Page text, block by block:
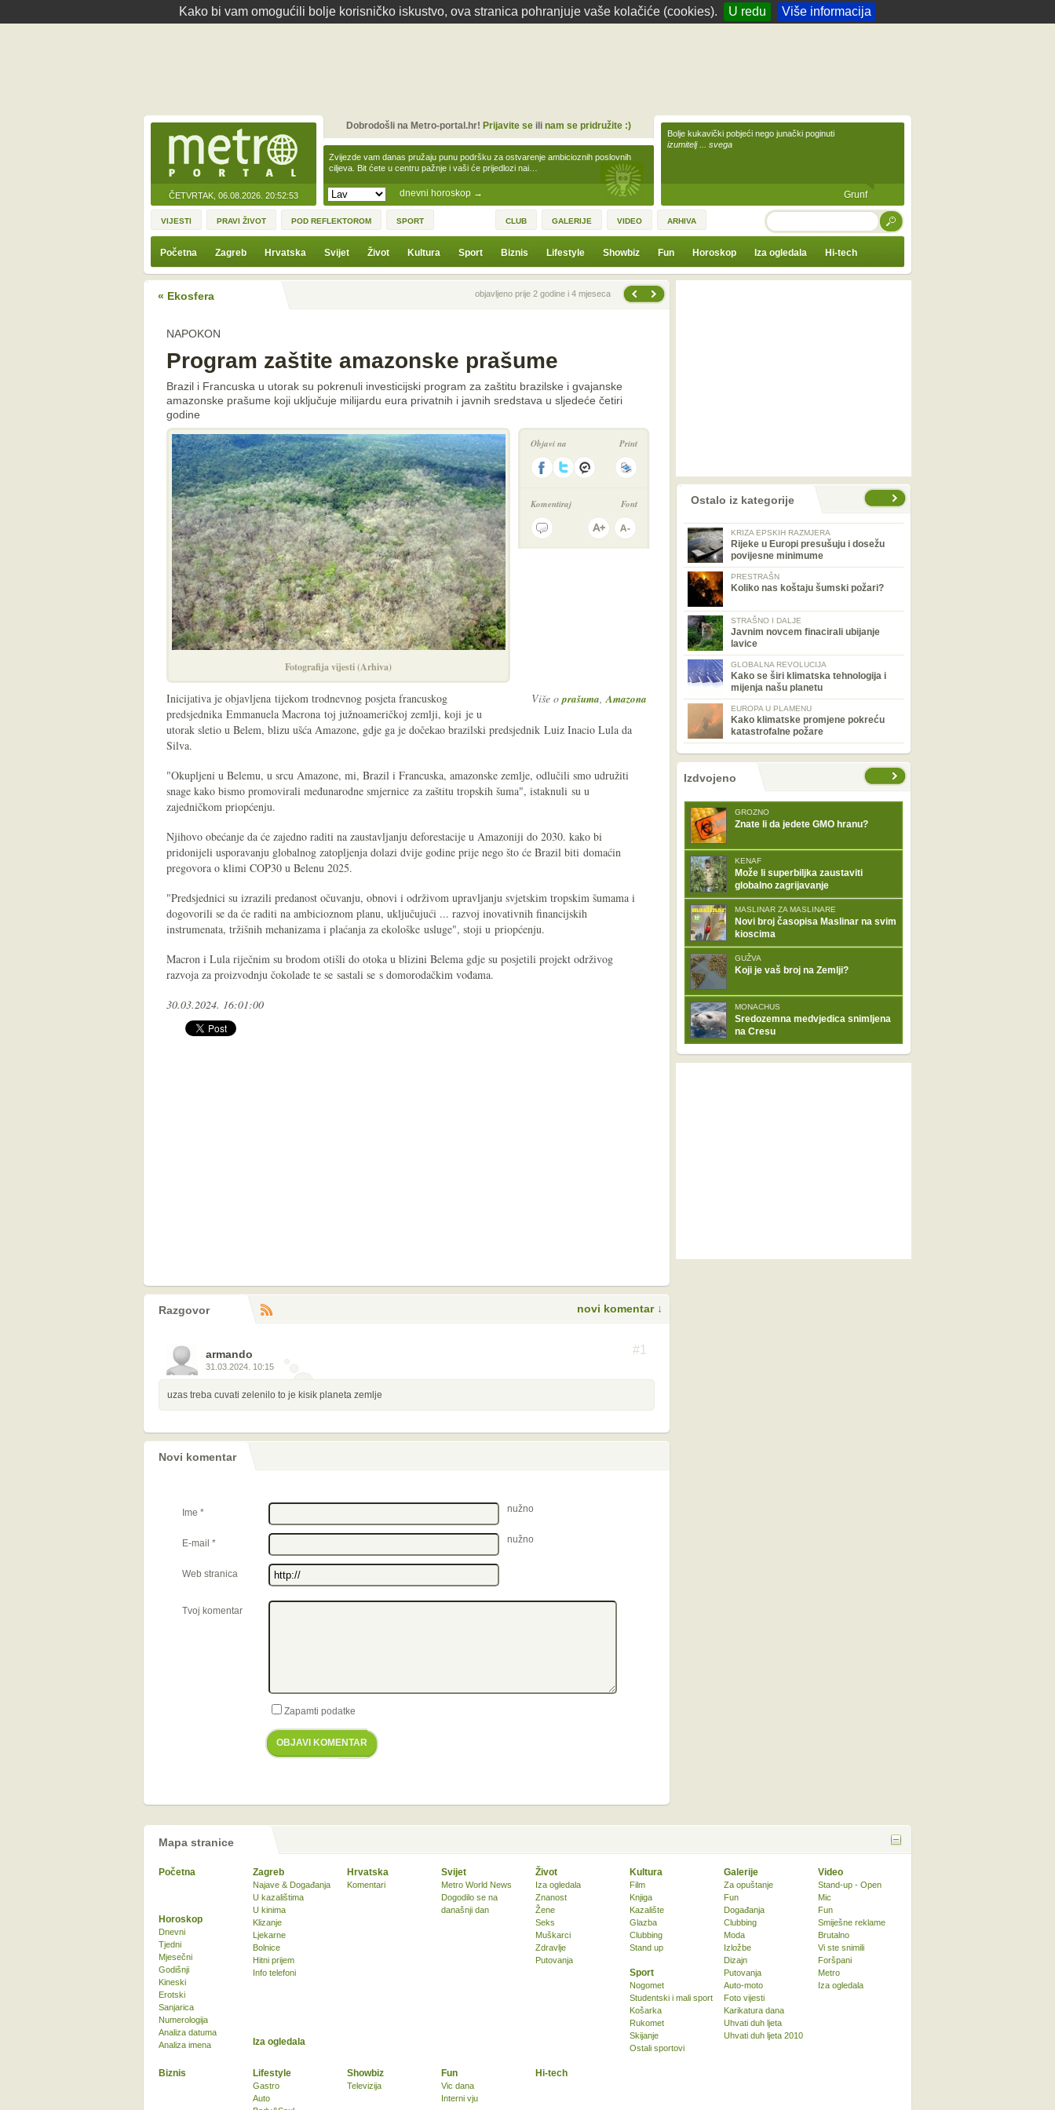
Kako bi vam omogućili bolje korisničko iskustvo, ova stranica pohranjuje vaše kolačiće (cookies). U redu Više informacija
ČETVRTAK, 06.08.2026. 20:52:53 dnevni horoskop →
Zvijezde vam danas pružaju punu podršku za ostvarenje ambicioznih poslovnih
ciljeva. Bit ćete u centru pažnje i vaši će prijedlozi nai…
Dobrodošli na Metro-portal.hr! Prijavite seili nam se pridružite :)
Bolje kukavički pobjeći nego junački poginuti
izumitelj ... svega
Grunf
VIJESTI PRAVI ŽIVOT POD REFLEKTOROM SPORT CLUB GALERIJE VIDEO ARHIVA TRAŽI
Početna Zagreb Hrvatska Svijet Život Kultura Sport Biznis Lifestyle Showbiz Fun Horoskop Iza ogledala Hi-tech
« Ekosfera Prethodna vijestobjavljeno prije 2 godine i 4 mjeseca
NAPOKON
Program zaštite amazonske prašume
Brazil i Francuska u utorak su pokrenuli investicijski program za zaštitu brazilske i gvajanske
amazonske prašume koji uključuje milijardu eura privatnih i javnih sredstava u sljedeće četiri
godine
Fotografija vijesti (Arhiva)
Objavi na Print
Komentiraj Font
Više oprašuma,Amazona
Inicijativa je objavljena tijekom trodnevnog posjeta francuskog
predsjednika Emmanuela Macrona toj južnoameričkoj zemlji, koji je u
utorak sletio u Belem, blizu ušća Amazone, gdje ga je dočekao brazilski predsjednik Luiz Inacio Lula da
Silva.
"Okupljeni u Belemu, u srcu Amazone, mi, Brazil i Francuska, amazonske zemlje, odlučili smo udružiti
snage kako bismo promovirali međunarodne smjernice za zaštitu tropskih šuma", istaknuli su u
zajedničkom priopćenju.
Njihovo obećanje da će zajedno raditi na zaustavljanju deforestacije u Amazoniji do 2030. kako bi
pridonijeli usporavanju globalnog zatopljenja dolazi dvije godine prije nego što će Brazil biti domaćin
pregovora o klimi COP30 u Belenu 2025.
"Predsjednici su izrazili predanost očuvanju, obnovi i održivom upravljanju svjetskim tropskim šumama i
dogovorili se da će raditi na ambicioznom planu, uključujući ... razvoj inovativnih financijskih
instrumenata, tržišnih mehanizama i plaćanja za ekološke usluge", stoji u priopćenju.
Macron i Lula riječnim su brodom otišli do otoka u blizini Belema gdje su posjetili projekt održivog
razvoja za proizvodnju čokolade te se sastali se s domorodačkim vođama.
30.03.2024. 16:01:00
Razgovor
komentara
novi komentar ↓
armando
31.03.2024. 10:15
#1
uzas treba cuvati zelenilo to je kisik planeta zemlje
Novi komentar
Ime * nužno
E-mail * nužno
Web stranica
Tvoj komentar
Zapamti podatke
OBJAVI KOMENTAR
Ostalo iz kategorije
KRIZA EPSKIH RAZMJERA
Rijeke u Europi presušuju i dosežu
povijesne minimume
PRESTRAŠN
Koliko nas koštaju šumski požari?
STRAŠNO I DALJE
Javnim novcem finacirali ubijanje
lavice
GLOBALNA REVOLUCIJA
Kako se širi klimatska tehnologija i
mijenja našu planetu
EUROPA U PLAMENU
Kako klimatske promjene pokreću
katastrofalne požare
nema prethodne stranice
sljedećeIzdvojeno
GROZNO
Znate li da jedete GMO hranu?
KENAF
Može li superbiljka zaustaviti
globalno zagrijavanje
MASLINAR ZA MASLINARE
Novi broj časopisa Maslinar na svim
kioscima
GUŽVA
Koji je vaš broj na Zemlji?
MONACHUS
Sredozemna medvjedica snimljena
na Cresu
Mapa stranice
Početna Zagreb
Najave & Događanja
U kazalištima
U kinima
Klizanje
Ljekarne
Bolnice
Hitni prijem
Info telefoni
Hrvatska
Komentari
Svijet
Metro World News
Dogodilo se na
današnji dan
Život
Iza ogledala
Znanost
Žene
Seks
Muškarci
Zdravlje
Putovanja
Kultura
Film
Knjiga
Kazalište
Glazba
Clubbing
Stand up
Sport
Nogomet
Studentski i mali sport
Košarka
Rukomet
Skijanje
Ostali sportovi
Biznis Lifestyle
Gastro
Auto
Showbiz
Televizija
Fun
Vic dana
Interni vju
Horoskop
Dnevni
Tjedni
Mjesečni
Godišnji
Kineski
Erotski
Sanjarica
Numerologija
Analiza datuma
Analiza imena
Iza ogledala
Hi-tech
Galerije
Za opuštanje
Fun
Događanja
Clubbing
Moda
Izložbe
Dizajn
Putovanja
Auto-moto
Foto vijesti
Karikatura dana
Uhvati duh ljeta
Uhvati duh ljeta 2010
Video
Stand-up - Open
Mic
Fun
Smiješne reklame
Brutalno
Vi ste snimili
Foršpani
Metro
Iza ogledala